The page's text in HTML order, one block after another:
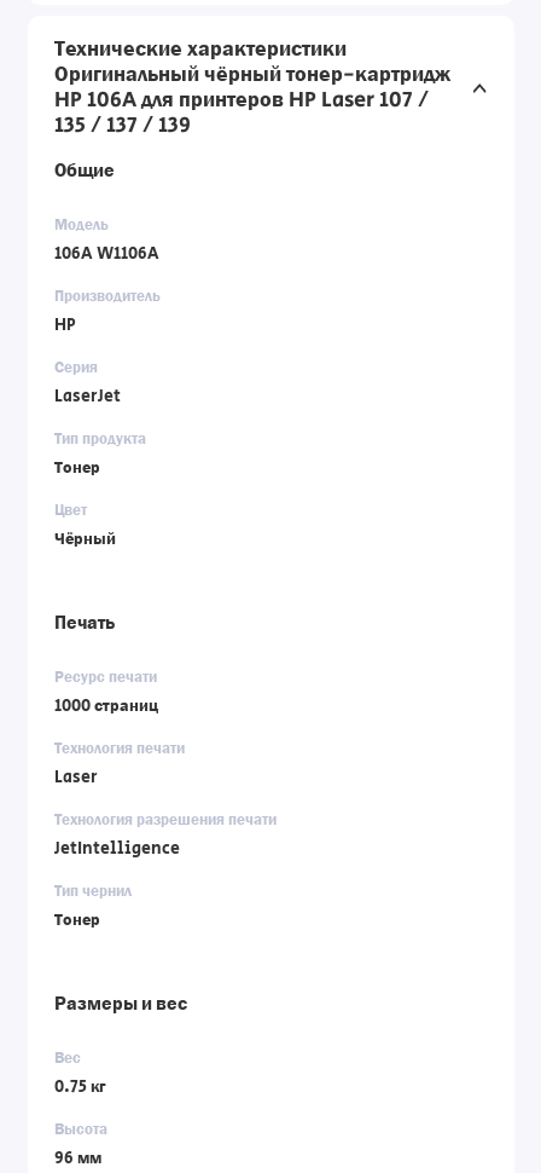
Технические характеристики
Оригинальный чёрный тонер-картридж
HP 106A для принтеров HP Laser 107 /
135 / 137 / 139
Общие
Модель
106A W1106A
Производитель
HP
Серия
LaserJet
Тип продукта
Тонер
Цвет
Чёрный
Печать
Ресурс печати
1000 страниц
Технология печати
Laser
Технология разрешения печати
JetIntelligence
Тип чернил
Тонер
Размеры и вес
Вес
0.75 кг
Высота
96 мм